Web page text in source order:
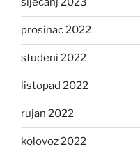
prosinac 2022
studeni 2022
listopad 2022
rujan 2022
kolovoz 2022